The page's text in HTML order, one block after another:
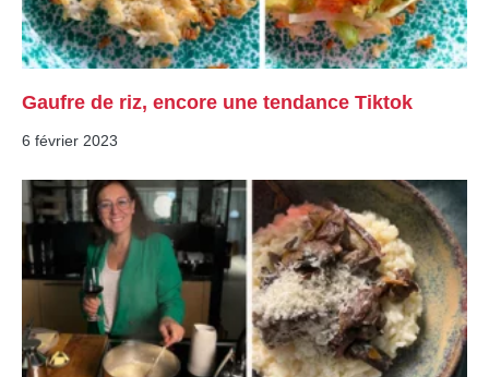
Gaufre de riz, encore une tendance Tiktok
6 février 2023